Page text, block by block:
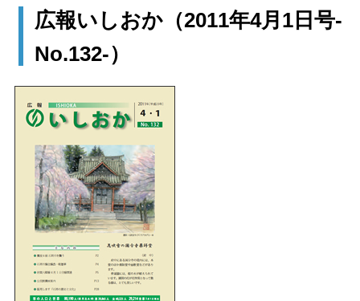
広報いしおか（2011年4月1日号-
No.132-）